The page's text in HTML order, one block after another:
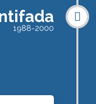
1988-2000